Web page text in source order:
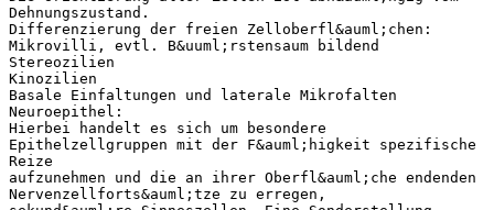
Dehnungszustand.
Differenzierung der freien Zelloberfl&auml;chen:
Mikrovilli, evtl. B&uuml;rstensaum bildend
Stereozilien
Kinozilien
Basale Einfaltungen und laterale Mikrofalten
Neuroepithel:
Hierbei handelt es sich um besondere
Epithelzellgruppen mit der F&auml;higkeit spezifische
Reize
aufzunehmen und die an ihrer Oberfl&auml;che endenden
Nervenzellforts&auml;tze zu erregen,